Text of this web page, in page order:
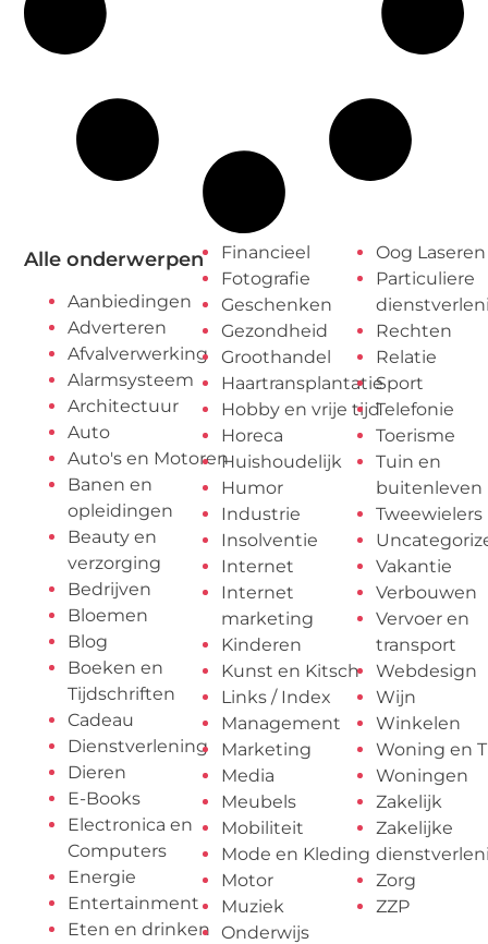
Alle onderwerpen
Aanbiedingen
Adverteren
Afvalverwerking
Alarmsysteem
Architectuur
Auto
Auto's en Motoren
Banen en
opleidingen
Beauty en
verzorging
Bedrijven
Bloemen
Blog
Boeken en
Tijdschriften
Cadeau
Dienstverlening
Dieren
E-Books
Electronica en
Computers
Energie
Entertainment
Eten en drinken
Financieel
Fotografie
Geschenken
Gezondheid
Groothandel
Haartransplantatie
Hobby en vrije tijd
Horeca
Huishoudelijk
Humor
Industrie
Insolventie
Internet
Internet
marketing
Kinderen
Kunst en Kitsch
Links / Index
Management
Marketing
Media
Meubels
Mobiliteit
Mode en Kleding
Motor
Muziek
Onderwijs
Oog Laseren
Particuliere
Rechten
Relatie
Sport
Telefonie
Toerisme
Tuin en
buitenleven
Tweewielers
Vakantie
Verbouwen
Vervoer en
transport
Webdesign
Wijn
Winkelen
Woning en
Woningen
Zakelijk
Zakelijke
Zorg
ZZP